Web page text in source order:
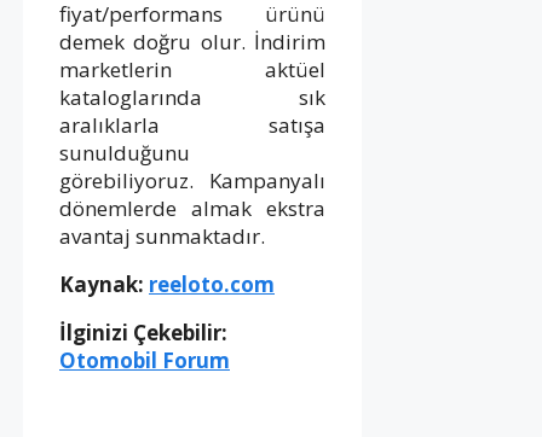
fiyat/performans ürünü
demek doğru olur. İndirim
marketlerin aktüel
kataloglarında sık
aralıklarla satışa
sunulduğunu
görebiliyoruz. Kampanyalı
dönemlerde almak ekstra
avantaj sunmaktadır.
Kaynak: reeloto.com
İlginizi Çekebilir:
Otomobil Forum